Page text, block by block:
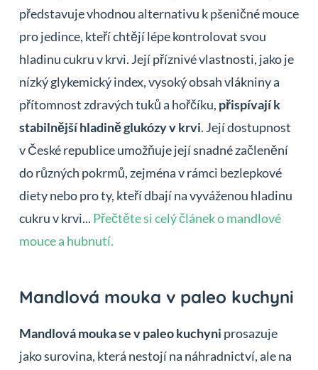
představuje vhodnou alternativu k pšeničné mouce
pro jedince, kteří chtějí lépe kontrolovat svou
hladinu cukru v krvi. Její příznivé vlastnosti, jako je
nízký glykemický index, vysoký obsah vlákniny a
přítomnost zdravých tuků a hořčíku, přispívají k
stabilnější hladině glukózy v krvi. Její dostupnost
v České republice umožňuje její snadné začlenění
do různých pokrmů, zejména v rámci bezlepkové
diety nebo pro ty, kteří dbají na vyváženou hladinu
cukru v krvi... Přečtěte si celý článek o mandlové
mouce a hubnutí.
Mandlová mouka v paleo kuchyni
Mandlová mouka se v paleo kuchyni prosazuje
jako surovina, která nestojí na náhradnictví, ale na